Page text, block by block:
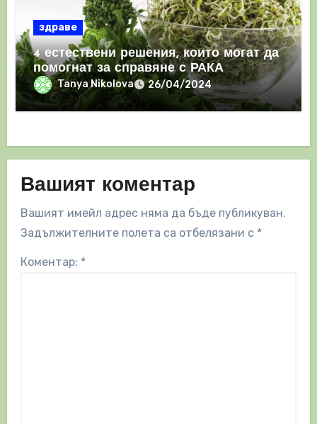
здраве
4 естествени решения, които могат да
помогнат за справяне с РАКА
Tanya Nikolova 26/04/2024
Вашият коментар
Вашият имейл адрес няма да бъде публикуван.
Задължителните полета са отбелязани с *
Коментар: *